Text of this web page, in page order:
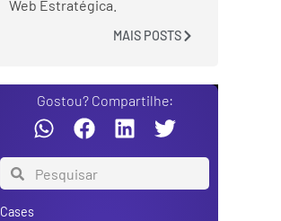
Web Estratégica.
MAIS POSTS
Gostou? Compartilhe:
Cases